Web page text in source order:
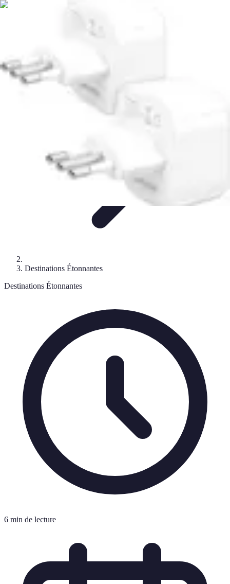
Pays à Découvrir
Destinations Étonnantes
Destinations Étonnantes
6 min de lecture